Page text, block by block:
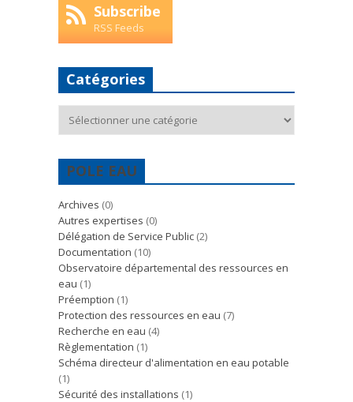
Subscribe
RSS Feeds
Catégories
POLE EAU
Archives (0)
Autres expertises (0)
Délégation de Service Public (2)
Documentation (10)
Observatoire départemental des ressources en
eau (1)
Préemption (1)
Protection des ressources en eau (7)
Recherche en eau (4)
Règlementation (1)
Schéma directeur d'alimentation en eau potable
(1)
Sécurité des installations (1)